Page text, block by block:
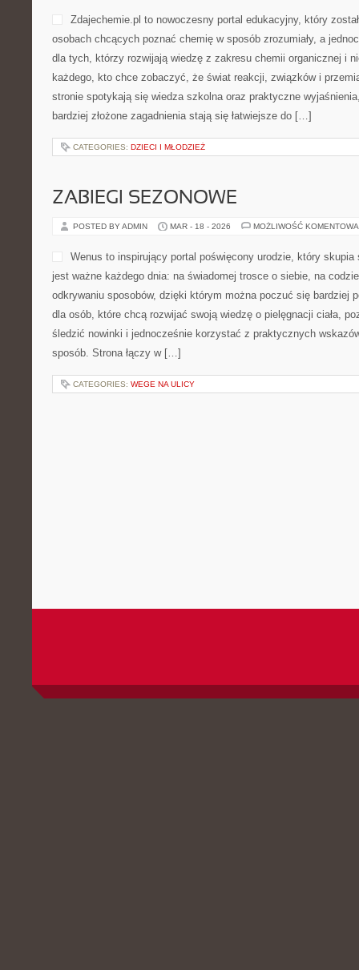
Zdajechemie.pl to nowoczesny portal edukacyjny, który
osobach chcących poznać chemię w sposób zrozumiały, a
dla tych, którzy rozwijają wiedzę z zakresu chemii organicznej i
każdego, kto chce zobaczyć, że świat reakcji, związków i
stronie spotykają się wiedza szkolna oraz praktyczne
bardziej złożone zagadnienia stają się łatwiejsze do […]
CATEGORIES: DZIECI I MŁODZIEŻ
ZABIEGI SEZONOWE
POSTED BY ADMIN MAR - 18 - 2026 MOŻLIWOŚĆ
Wenus to inspirujący portal poświęcony urodzie, który
jest ważne każdego dnia: na świadomej trosce o siebie, na
odkrywaniu sposobów, dzięki którym można poczuć się bardziej
dla osób, które chcą rozwijać swoją wiedzę o pielęgnacji ciała,
śledzić nowinki i jednocześnie korzystać z praktycznych
sposób. Strona łączy w […]
CATEGORIES: WEGE NA ULICY